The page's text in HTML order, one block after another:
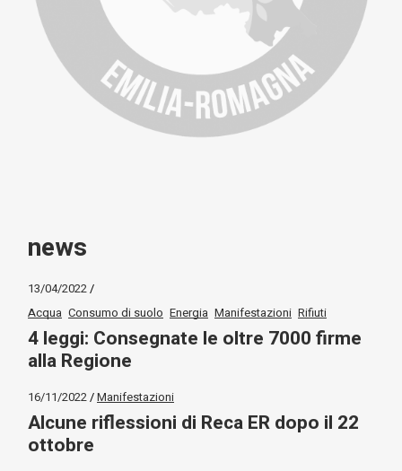
news
13/04/2022
Acqua Consumo di suolo Energia Manifestazioni Rifiuti
4 leggi: Consegnate le oltre 7000 firme
alla Regione
16/11/2022 Manifestazioni
Alcune riflessioni di Reca ER dopo il 22
ottobre